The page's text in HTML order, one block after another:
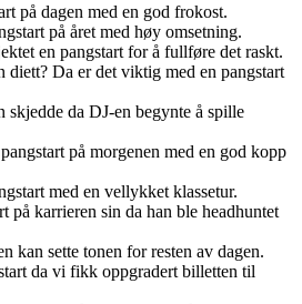
på dagen med en god frokost.
på året med høy omsetning.
en pangstart for å fullføre det raskt.
diett? Da er det viktig med en pangstart
skjedde da DJ-en begynte å spille
på morgenen med en god kopp
med en vellykket klassetur.
på karrieren sin da han ble headhuntet
kan sette tonen for resten av dagen.
da vi fikk oppgradert billetten til